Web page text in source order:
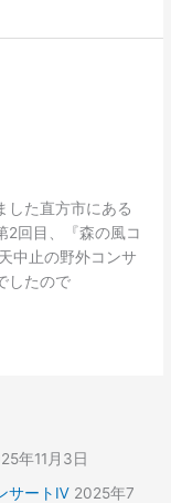
した直方市にある
2回目、『森の風コ
中止の野外コンサ
したので
年11月3日
サートⅣ 2025年7